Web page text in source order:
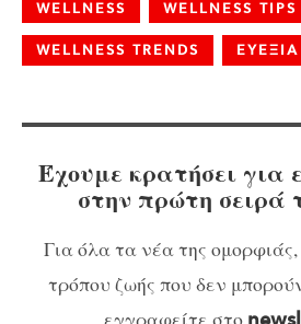
WELLNESS WELLNESS TIPS
WELLNESS TRENDS ΕΥΕΞΙΑ
Έχουμε κρατήσει για
στην πρώτη σειρά
Για όλα τα νέα της
τρόπου ζωής που δεν